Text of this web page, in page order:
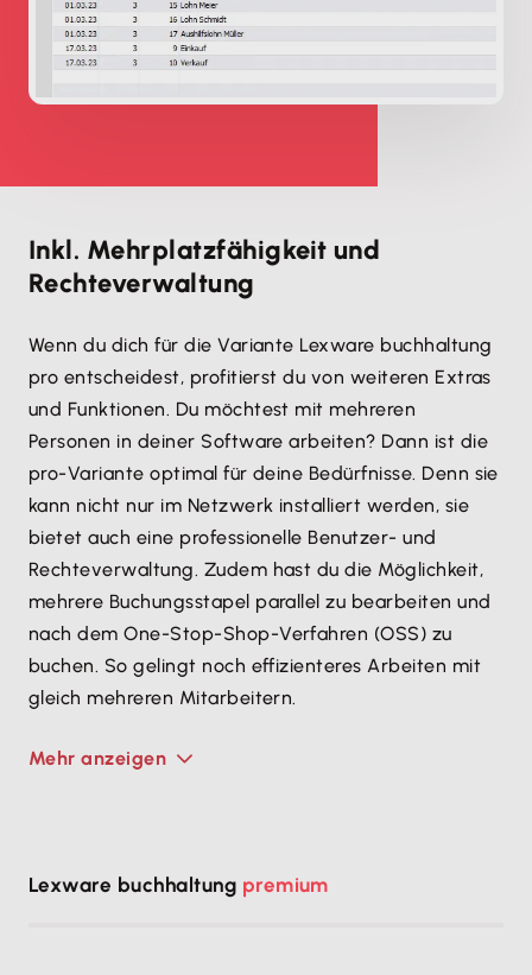
Inkl. Mehrplatzfähigkeit und
Rechteverwaltung
Wenn du dich für die Variante Lexware buchhaltung
pro entscheidest, profitierst du von weiteren Extras
und Funktionen. Du möchtest mit mehreren
Personen in deiner Software arbeiten? Dann ist die
pro-Variante optimal für deine Bedürfnisse. Denn sie
kann nicht nur im Netzwerk installiert werden, sie
bietet auch eine professionelle Benutzer- und
Rechteverwaltung. Zudem hast du die Möglichkeit,
mehrere Buchungsstapel parallel zu bearbeiten und
nach dem One-Stop-Shop-Verfahren (OSS) zu
buchen. So gelingt noch effizienteres Arbeiten mit
gleich mehreren Mitarbeitern.
Mehr anzeigen
Lexware buchhaltung premium